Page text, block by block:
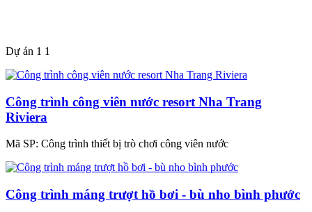
Dự án 1 1
Công trình công viên nước resort Nha Trang
Riviera
Mã SP: Công trình thiết bị trò chơi công viên nước
Công trình máng trượt hồ bơi - bù nho bình phước